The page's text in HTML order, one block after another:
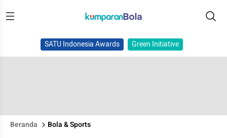
SATU Indonesia Awards Green Initiative
Beranda Bola & Sports